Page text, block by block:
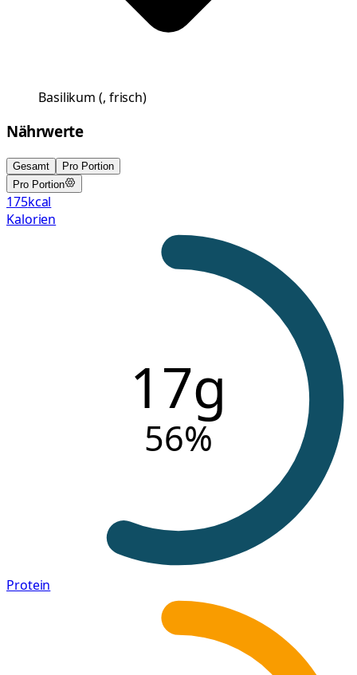
Basilikum (, frisch)
Nährwerte
Gesamt
Pro Portion
Pro Portion
175kcal
Kalorien
17g
56%
Protein